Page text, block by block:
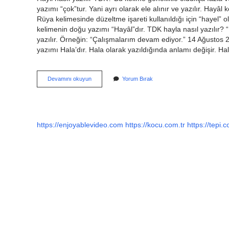
yazımı “çok”tur. Yani ayrı olarak ele alınır ve yazılır.
Rüya kelimesinde düzeltme işareti kullanıldığı için
kelimenin doğu yazımı “Hayâl”dır. TDK hayla nasıl
yazılır. Örneğin: “Çalışmalarım devam ediyor.” 14
yazımı Hala’dır. Hala olarak yazıldığında anlamı değişir.
Devamını okuyunHaylo
Nasıl
Yorum Bırak
https://enjoyablevideo.com https://kocu.com.tr https://